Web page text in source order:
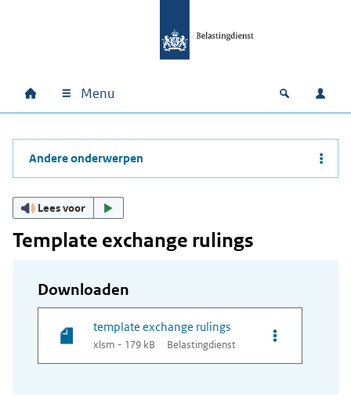
Hoofdnavigatie
Home Menu Open
Andere onderwerpen
Lees voor
Template exchange rulings
Downloaden
template exchange rulings
xlsm - 179 kB Belastingdienst
Opties van